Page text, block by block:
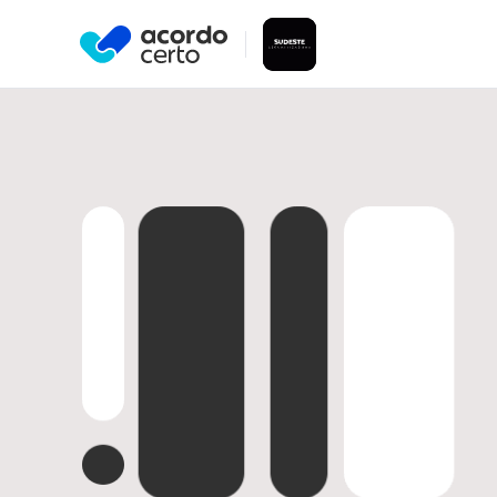
A Acordo Certo em conjunto
um aplicativo para você
Veja todas as suas dívidas
Ou escaneie o código